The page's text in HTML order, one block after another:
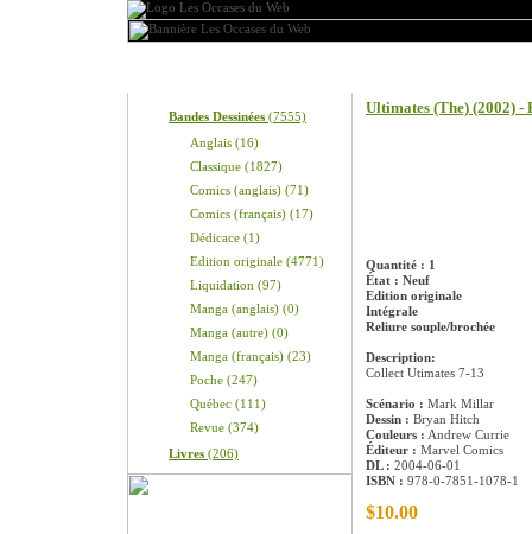
Bandes Dessinées (7555)
Anglais (16)
Classique (1827)
Comics (anglais) (71)
Comics (français) (17)
Dédicace (1)
Edition originale (4771)
Liquidation (97)
Manga (anglais) (0)
Manga (autre) (0)
Manga (français) (23)
Poche (247)
Québec (111)
Revue (374)
Livres (206)
Ultimates (The) (2002)
Quantité : 1
État : Neuf
Edition originale
Intégrale
Reliure souple/brochée
Description:
Collect Utimates 7-13
Scénario : Mark Millar
Dessin : Bryan Hitch
Couleurs : Andrew Currie
Éditeur : Marvel Comics
DL : 2004-06-01
ISBN : 978-0-7851-1078-1
$10.00